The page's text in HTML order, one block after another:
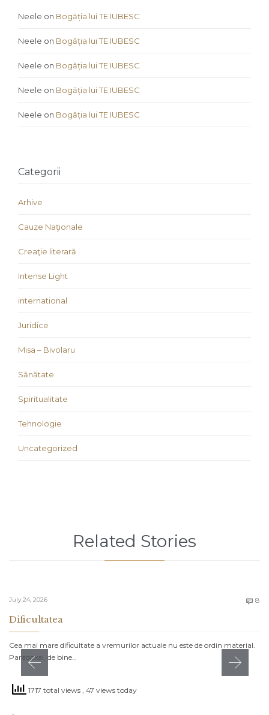
Neele on Bogăția lui TE IUBESC
Neele on Bogăția lui TE IUBESC
Neele on Bogăția lui TE IUBESC
Neele on Bogăția lui TE IUBESC
Neele on Bogăția lui TE IUBESC
Categorii
Arhive
Cauze Naţionale
Creaţie literară
Intense Light
international
Juridice
Misa – Bivolaru
Sănătate
Spiritualitate
Tehnologie
Uncategorized
Related Stories
July 24, 2026  8
Dificultatea
Cea mai mare dificultate a vremurilor actuale nu este de ordin material.
Paradoxal, de bine…
1717 total views , 47 views today